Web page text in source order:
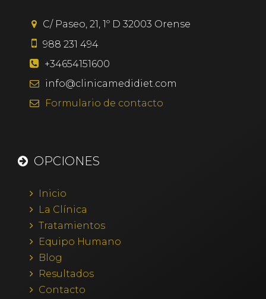
C/ Paseo, 21, 1º D 32003 Orense
988 231 494
+34654151600
info@clinicamedidiet.com
Formulario de contacto
OPCIONES
Inicio
La Clínica
Tratamientos
Equipo Humano
Blog
Resultados
Contacto